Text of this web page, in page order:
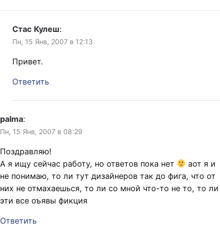
Стас Кулеш:
Пн, 15 Янв, 2007 в 12:13
Привет.
Ответить
palma:
Пн, 15 Янв, 2007 в 08:29
Поздравляю!
А я ищу сейчас работу, но ответов пока нет
аот я и
не понимаю, то ли тут дизайнеров так до фига, что от
них не отмахаешься, то ли со мной что-то не то, то ли
эти все оъявы фикция
Ответить